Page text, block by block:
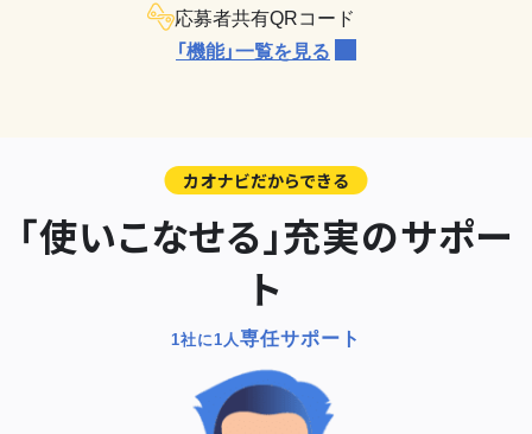
応募者共有QRコード
「機能」一覧を見る
カオナビだからできる
「使いこなせる」充実のサポー
ト
1社に1人専任サポート